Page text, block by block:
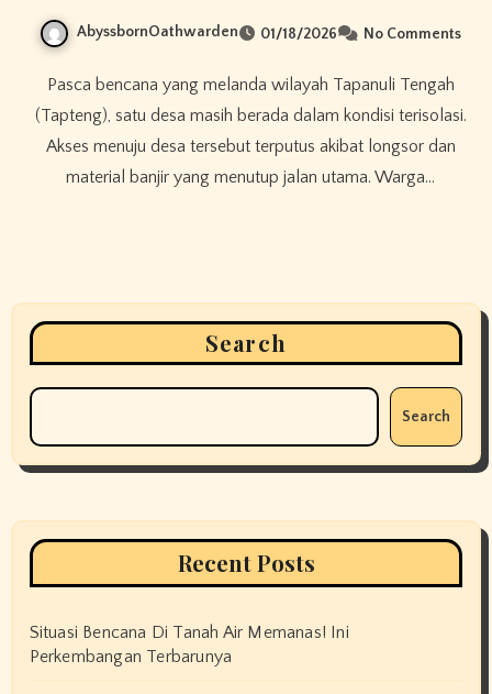
AbyssbornOathwarden 01/18/2026 No Comments
Pasca bencana yang melanda wilayah Tapanuli Tengah
(Tapteng), satu desa masih berada dalam kondisi terisolasi.
Akses menuju desa tersebut terputus akibat longsor dan
material banjir yang menutup jalan utama. Warga…
Search
Search
Recent Posts
Situasi Bencana Di Tanah Air Memanas! Ini
Perkembangan Terbarunya